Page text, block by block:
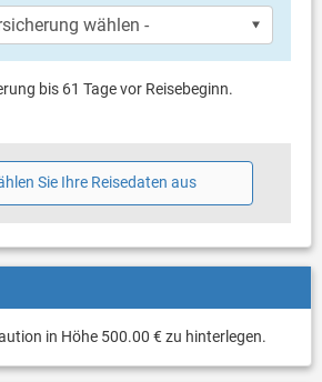
bis 61 Tage vor Reisebeginn.
Sie Ihre Reisedaten aus
in Höhe 500.00 € zu hinterlegen.